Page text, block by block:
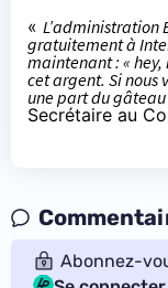
« L’administration
gratuitement à
maintenant : «
cet argent. Si nous
une part du gâteau
Secrétaire au
Abonnez-